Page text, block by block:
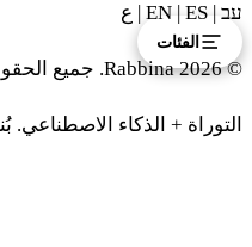
الفئات
עב ES ع
© 2026 Rabbina. جميع الحقوق محفوظة.
التوراة + الذكاء الاصطناعي.